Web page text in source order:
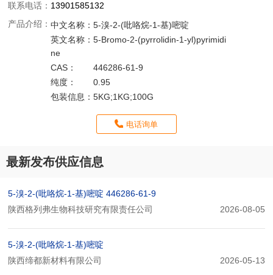
联系电话： 13901585132
产品介绍：中文名称：5-溴-2-(吡咯烷-1-基)嘧啶
英文名称：5-Bromo-2-(pyrrolidin-1-yl)pyrimidi
ne
CAS：
446286-61-9
纯度：
0.95
包装信息：5KG;1KG;100G
电话询单
最新发布供应信息
5-溴-2-(吡咯烷-1-基)嘧啶 446286-61-9
陕西格列弗生物科技研究有限责任公司
2026-08-05
5-溴-2-(吡咯烷-1-基)嘧啶
陕西缔都新材料有限公司
2026-05-13